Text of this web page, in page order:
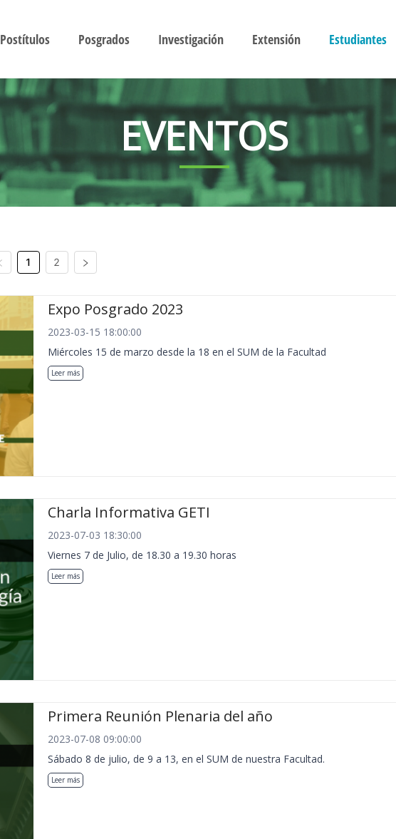
Postítulos Posgrados Investigación Extensión Estudiantes
EVENTOS
1 2
Expo Posgrado 2023
2023-03-15 18:00:00
Miércoles 15 de marzo desde la 18 en el SUM de la Facultad
Leer más
Charla Informativa GETI
2023-07-03 18:30:00
Viernes 7 de Julio, de 18.30 a 19.30 horas
Leer más
Primera Reunión Plenaria del año
2023-07-08 09:00:00
Sábado 8 de julio, de 9 a 13, en el SUM de nuestra Facultad.
Leer más